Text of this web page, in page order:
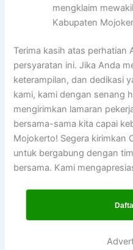
mengklaim
Kabupaten
Terima kasih atas perhatian
persyaratan ini. Jika Anda
keterampilan, dan dedikasi
kami, kami dengan senang
mengirimkan lamaran
bersama-sama kita capai
Mojokerto! Segera kirimkan
untuk bergabung dengan
bersama. Kami